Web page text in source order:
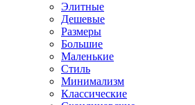
Элитные
Дешевые
Размеры
Большие
Маленькие
Стиль
Минимализм
Классические